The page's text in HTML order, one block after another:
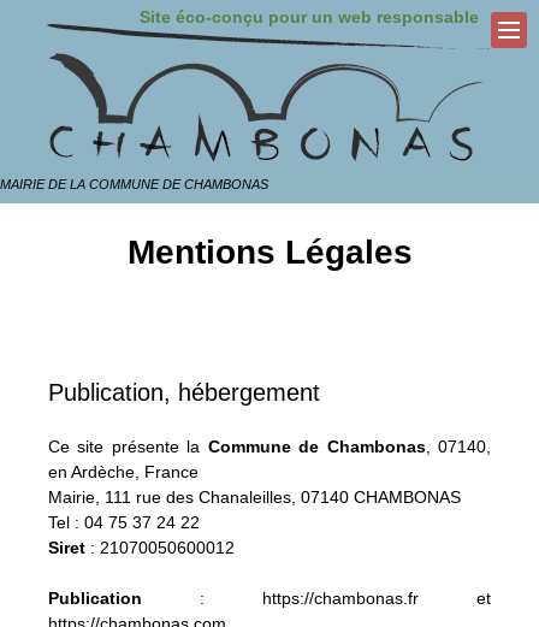
MAIRIE DE LA COMMUNE DE CHAMBONAS
Site éco-conçu pour un web responsable
Mentions Légales
Publication, hébergement
Ce site présente la Commune de Chambonas, 07140,
en Ardèche, France
Mairie, 111 rue des Chanaleilles, 07140 CHAMBONAS
Tel : 04 75 37 24 22
Siret : 21070050600012
Publication : https://chambonas.fr et
https://chambonas.com